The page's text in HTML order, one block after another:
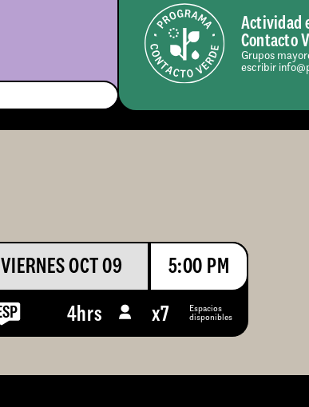
Actividad
Contacto
Grupos
escribir
VIERNES OCT 09 5:00 PM
4hrs x7 Espacios
disponibles